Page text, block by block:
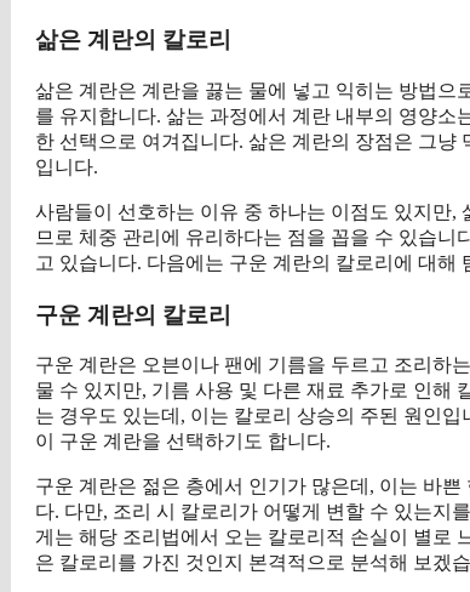
삶은 계란의 칼로리
삶은 계란은 계란을 끓는 물에 넣고 익히는 방법으
를 유지합니다. 삶는 과정에서 계란 내부의 영양
한 선택으로 여겨집니다. 삶은 계란의 장점은 그냥
입니다.
사람들이 선호하는 이유 중 하나는 이점도 있지만,
므로 체중 관리에 유리하다는 점을 꼽을 수 있습
고 있습니다. 다음에는 구운 계란의 칼로리에 대해
구운 계란의 칼로리
구운 계란은 오븐이나 팬에 기름을 두르고 조리하
물 수 있지만, 기름 사용 및 다른 재료 추가로 인해
는 경우도 있는데, 이는 칼로리 상승의 주된 원인
이 구운 계란을 선택하기도 합니다.
구운 계란은 젊은 층에서 인기가 많은데, 이는 바
다. 다만, 조리 시 칼로리가 어떻게 변할 수 있는지
게는 해당 조리법에서 오는 칼로리적 손실이 별로
은 칼로리를 가진 것인지 본격적으로 분석해 보겠